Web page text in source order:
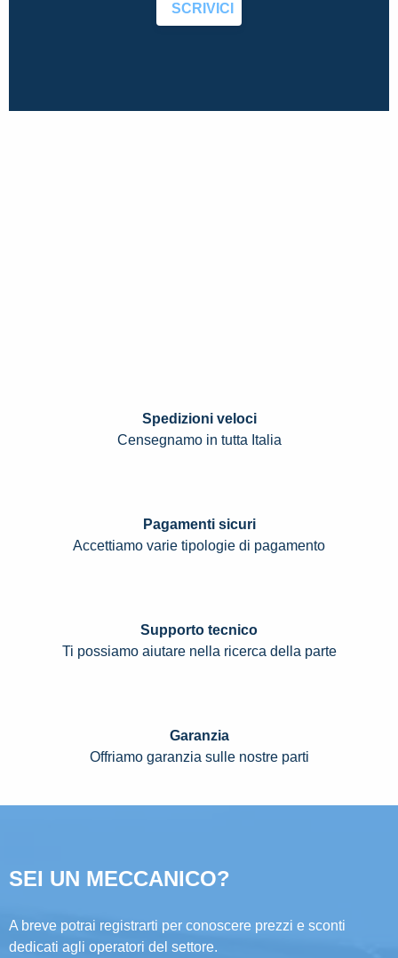
SCRIVICI
Spedizioni veloci
Censegnamo in tutta Italia
Pagamenti sicuri
Accettiamo varie tipologie di pagamento
Supporto tecnico
Ti possiamo aiutare nella ricerca della parte
Garanzia
Offriamo garanzia sulle nostre parti
SEI UN MECCANICO?
A breve potrai registrarti per conoscere prezzi e sconti
dedicati agli operatori del settore.